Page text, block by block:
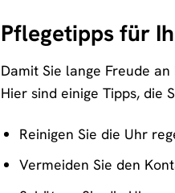
Pflegetipps für
Damit Sie lange Freude
Hier sind einige Tipps, die
Reinigen Sie die Uhr
Vermeiden Sie den